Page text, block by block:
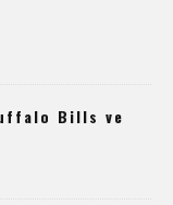
Bills ve